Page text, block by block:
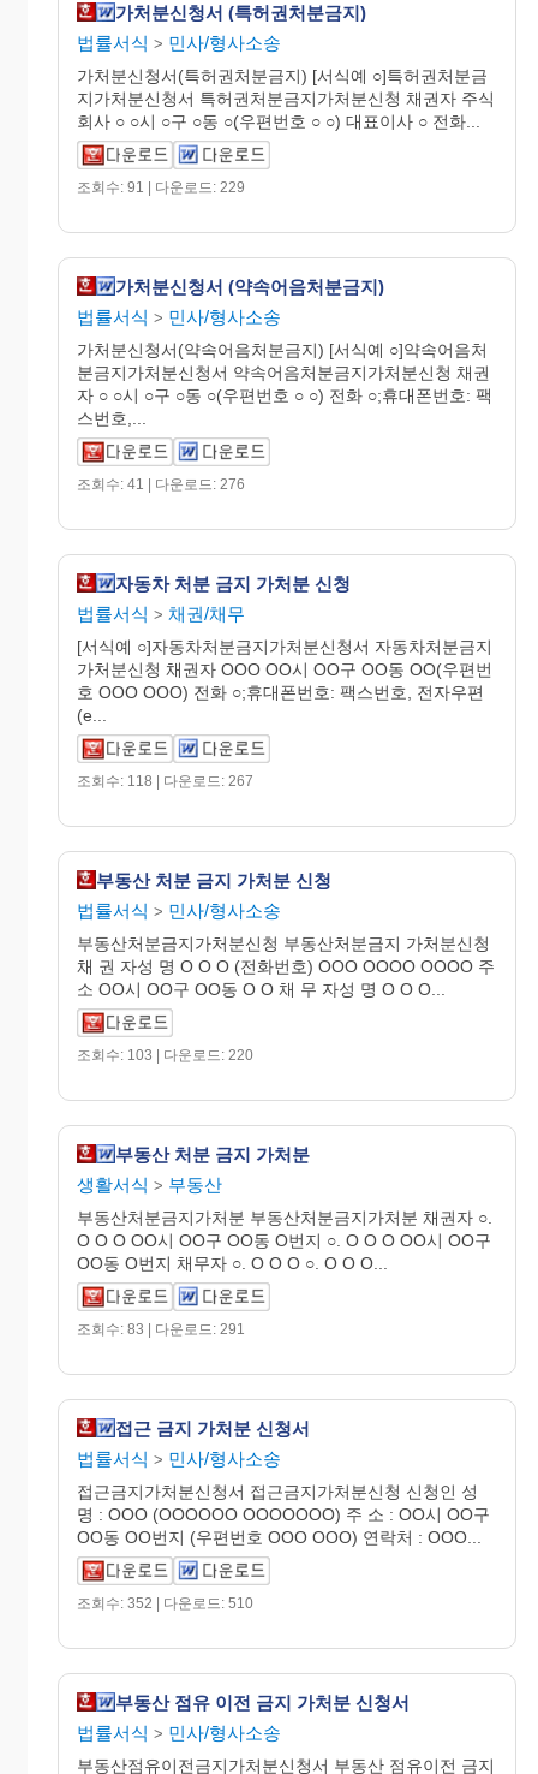
가처분신청서 (특허권처분금지)
법률서식 > 민사/형사소송
가처분신청서(특허권처분금지) [서식예 ○]특허권처분금
지가처분신청서 특허권처분금지가처분신청 채권자 주식
회사 ○ ○시 ○구 ○동 ○(우편번호 ○ ○) 대표이사 ○ 전화...
조회수: 91 | 다운로드: 229
가처분신청서 (약속어음처분금지)
법률서식 > 민사/형사소송
가처분신청서(약속어음처분금지) [서식예 ○]약속어음처
분금지가처분신청서 약속어음처분금지가처분신청 채권
자 ○ ○시 ○구 ○동 ○(우편번호 ○ ○) 전화 ○;휴대폰번호: 팩
스번호,...
조회수: 41 | 다운로드: 276
자동차 처분 금지 가처분 신청
법률서식 > 채권/채무
[서식예 ○]자동차처분금지가처분신청서 자동차처분금지
가처분신청 채권자 OOO OO시 OO구 OO동 OO(우편번
호 OOO OOO) 전화 ○;휴대폰번호: 팩스번호, 전자우편
(e...
조회수: 118 | 다운로드: 267
부동산 처분 금지 가처분 신청
법률서식 > 민사/형사소송
부동산처분금지가처분신청 부동산처분금지 가처분신청
채 권 자성 명 O O O (전화번호) OOO OOOO OOOO 주
소 OO시 OO구 OO동 O O 채 무 자성 명 O O O...
조회수: 103 | 다운로드: 220
부동산 처분 금지 가처분
생활서식 > 부동산
부동산처분금지가처분 부동산처분금지가처분 채권자 ○.
O O O OO시 OO구 OO동 O번지 ○. O O O OO시 OO구
OO동 O번지 채무자 ○. O O O ○. O O O...
조회수: 83 | 다운로드: 291
접근 금지 가처분 신청서
법률서식 > 민사/형사소송
접근금지가처분신청서 접근금지가처분신청 신청인 성
명 : OOO (OOOOOO OOOOOOO) 주 소 : OO시 OO구
OO동 OO번지 (우편번호 OOO OOO) 연락처 : OOO...
조회수: 352 | 다운로드: 510
부동산 점유 이전 금지 가처분 신청서
법률서식 > 민사/형사소송
부동산점유이전금지가처분신청서 부동산 점유이전 금지